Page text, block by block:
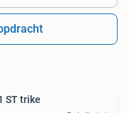
ST trike